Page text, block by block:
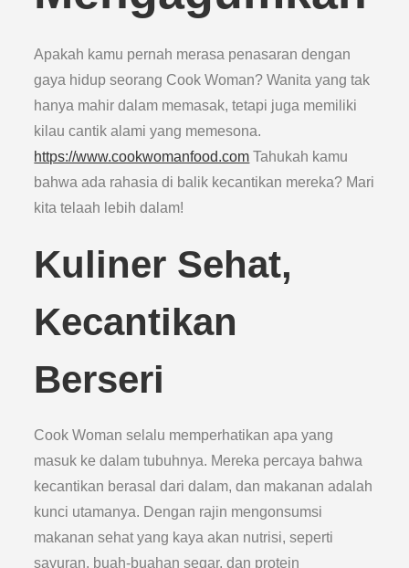
Apakah kamu pernah merasa penasaran dengan
gaya hidup seorang Cook Woman? Wanita yang tak
hanya mahir dalam memasak, tetapi juga memiliki
kilau cantik alami yang memesona.
https://www.cookwomanfood.com Tahukah kamu
bahwa ada rahasia di balik kecantikan mereka? Mari
kita telaah lebih dalam!
Kuliner Sehat,
Kecantikan
Berseri
Cook Woman selalu memperhatikan apa yang
masuk ke dalam tubuhnya. Mereka percaya bahwa
kecantikan berasal dari dalam, dan makanan adalah
kunci utamanya. Dengan rajin mengonsumsi
makanan sehat yang kaya akan nutrisi, seperti
sayuran, buah-buahan segar, dan protein